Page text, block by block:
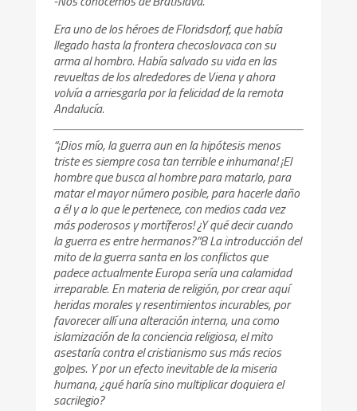
Era uno de los héroes de Floridsdorf, que había
llegado hasta la frontera checoslovaca con su
arma al hombro. Había salvado su vida en las
revueltas de los alrededores de Viena y ahora
volvía a arriesgarla por la felicidad de la remota
Andalucía.
“¡Dios mío, la guerra aun en la hipótesis menos
triste es siempre cosa tan terrible e inhumana! ¡El
hombre que busca al hombre para matarlo, para
matar el mayor número posible, para hacerle daño
a él y a lo que le pertenece, con medios cada vez
más poderosos y mortíferos! ¿Y qué decir cuando
la guerra es entre hermanos?”8 La introducción del
mito de la guerra santa en los conflictos que
padece actualmente Europa sería una calamidad
irreparable. En materia de religión, por crear aquí
heridas morales y resentimientos incurables, por
favorecer allí una alteración interna, una como
islamización de la conciencia religiosa, el mito
asestaría contra el cristianismo sus más recios
golpes. Y por un efecto inevitable de la miseria
humana, ¿qué haría sino multiplicar doquiera el
sacrilegio?